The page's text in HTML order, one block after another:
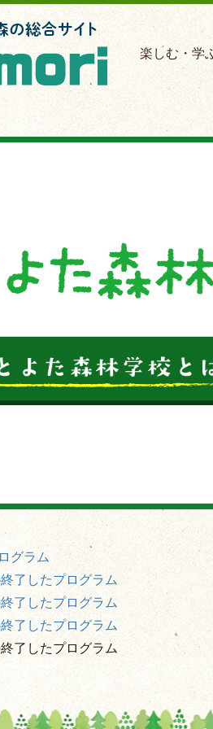
楽しむ・学
グラム
了したプログラム
了したプログラム
了したプログラム
了したプログラム